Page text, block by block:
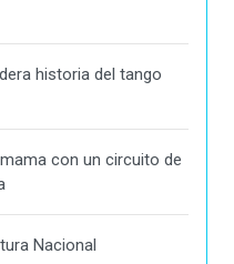
historia del tango
con un circuito de
Nacional